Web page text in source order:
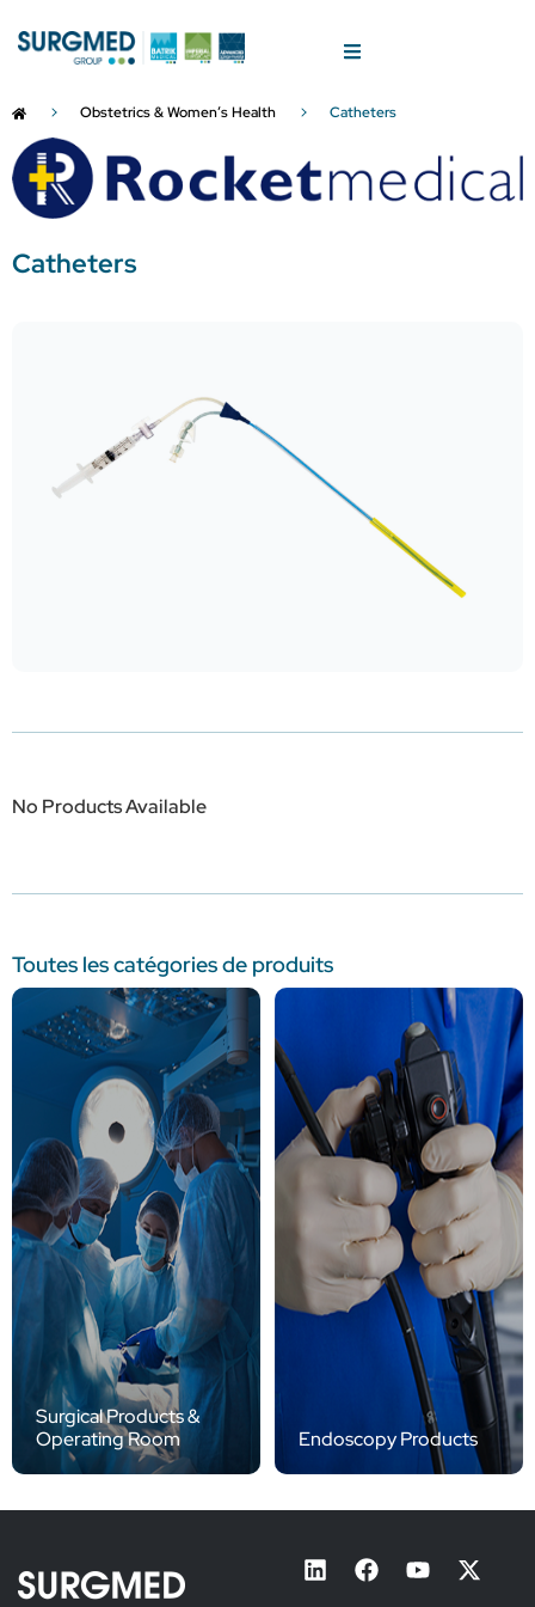
Obstetrics & Women’s Health Catheters
Catheters
No Products Available
Toutes les catégories de produits
Surgical Products &
Operating Room
Endoscopy Products